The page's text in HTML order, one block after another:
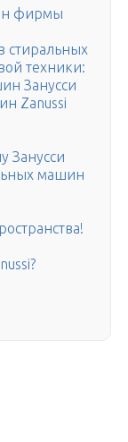
фирмы
стиральных
техники:
Занусси
Zanussi
Занусси
машин